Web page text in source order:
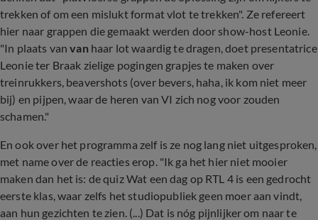
trekken of om een mislukt format vlot te trekken". Ze refereert
hier naar grappen die gemaakt werden door show-host Leonie.
"In plaats vanvan haar lot waardig te dragen, doet presentatrice
Leonie ter Braak zielige pogingen grapjes te maken over
treinrukkers, beavershots (over bevers, haha, ik kom niet meer
bij) en pijpen, waar de heren van VI zich nog voor zouden
schamen."
En ook over het programma zelf is ze nog lang niet uitgesproken,
met name over de reacties erop. "Ik ga het hier niet mooier
maken dan het is: de quiz Wat een dag op RTL 4 is een gedrocht
eerste klas, waar zelfs het studiopubliek geen moer aan vindt,
aan hun gezichten te zien. (...) Dat is nóg pijnlijker om naar te